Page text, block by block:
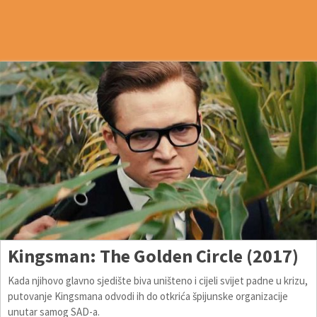
Kingsman: The Golden Circle (2017)
Kada njihovo glavno sjedište biva uništeno i cijeli svijet padne u krizu,
putovanje Kingsmana odvodi ih do otkrića špijunske organizacije
unutar samog SAD-a.